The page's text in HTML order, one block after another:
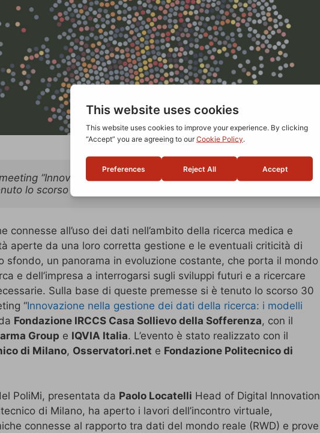
“Innovazione nella gestione dei dati della ricerca: i modelli
lo scorso 30 settembre.
connesse all’uso dei dati nell’ambito della ricerca medica e
aperte da una loro corretta gestione e le eventuali criticità di
sfondo, un panorama in evoluzione costante, che porta il mondo
e dell’impresa a interrogarsi sugli sviluppi futuri e a ricercare
Sulla base di queste premesse si è tenuto lo scorso 30
“Innovazione nella gestione dei dati della ricerca: i modelli
Fondazione IRCCS Casa Sollievo della Sofferenza, con il
Group e IQVIA Italia. L’evento è stato realizzato con il
di Milano, Osservatori.net e Fondazione Politecnico di
PoliMi, presentata da Paolo Locatelli Head of Digital Innovation
di Milano, ha aperto i lavori dell’incontro virtuale,
connesse al rapporto tra dati del mondo reale (RWD) e prove